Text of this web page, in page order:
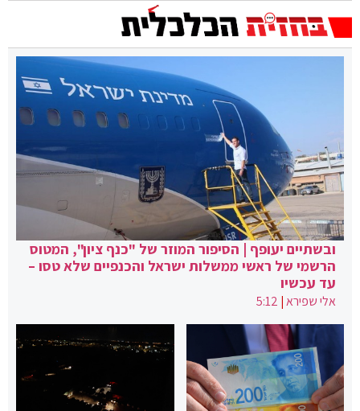
ובשתיים יעופף | הסיפור המוזר של "כנף ציון", המטוס
הרשמי של ראשי ממשלות ישראל והכנפיים שלא טסו –
עד עכשיו
אלי שפירא|
5:12